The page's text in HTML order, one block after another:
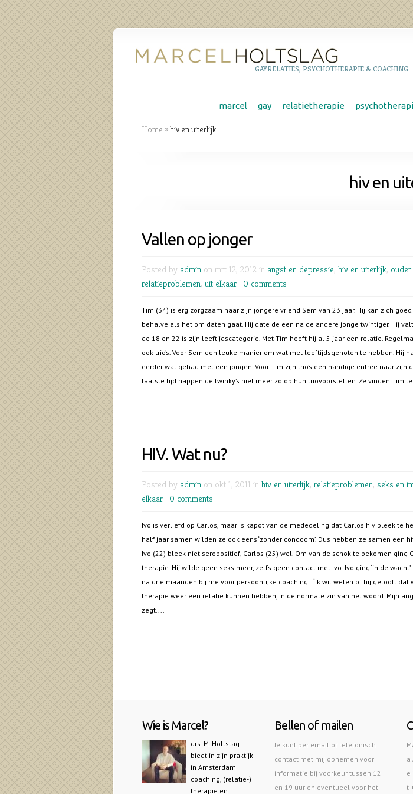
GAYRELATIES, PSYCHOTHERAPIE & COACHING
marcel gay relatietherapie
Home »hiv en uiterlijk
hiv en
Vallen op jonger
Posted by admin on mrt 12, 2012 in angst en depressie, hiv en uiterlijk,
relatieproblemen, uit elkaar | 0 comments
Tim (34) is erg zorgzaam naar zijn jongere vriend Sem van 23 jaar. Hij kan zich
behalve als het om daten gaat. Hij date de een na de andere jonge twintiger. Hij
de 18 en 22 is zijn leeftijdscategorie. Met Tim heeft hij al 5 jaar een relatie.
ook trio’s. Voor Sem een leuke manier om wat met leeftijdsgenoten te hebben. Hij
eerder wat gehad met een jongen. Voor Tim zijn trio’s een handige entree naar zijn
laatste tijd happen de twinky’s niet meer zo op hun triovoorstellen. Ze vinden Tim
HIV. Wat nu?
Posted by admin on okt 1, 2011 in hiv en uiterlijk, relatieproblemen, seks en
elkaar | 0 comments
Ivo is verliefd op Carlos, maar is kapot van de mededeling dat Carlos hiv bleek te
half jaar samen wilden ze ook eens ‘zonder condoom’. Dus hebben ze samen een
Ivo (22) bleek niet seropositief, Carlos (25) wel. Om van de schok te bekomen ging
therapie. Hij wilde geen seks meer, zelfs geen contact met Ivo. Ivo ging ‘in de
na drie maanden bij me voor persoonlijke coaching. “Ik wil weten of hij gelooft dat
therapie weer een relatie kunnen hebben, in de normale zin van het woord. Mijn
zegt....
Wie is Marcel?
drs. M. Holtslag
biedt in zijn praktijk
in Amsterdam
coaching, (relatie-)
therapie en
Bellen of mailen
Je kunt per email of telefonisch
contact met mij opnemen voor
informatie bij voorkeur tussen 12
en 19 uur en eventueel voor het
a
e
t